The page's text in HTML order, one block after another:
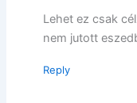
Lehet ez csak
nem jutott
Reply